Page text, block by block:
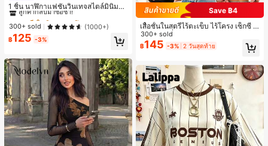
1 ชิ้น นาฬิกาแฟชั่นวินเทจสไตล์มินิมอล
เลขโรมันสำหรับผู้หญิง เหมาะสำหรับก
ารตกแต่งประจำวัน
ลูกค้ากลับมาซื้อซ้ำ!
#1 ขายดี
ลูกค้ากลับมาซื้อซ้ำ!
#1 ขายดี
ลูกค้ากลับมาซื้อซ้ำ!
#1 ขายดี
300+ sold (1000+)
฿125 -3%
Save ฿4
เสื้อชั้นในสตรีไร้ตะเข็บ ไร้โครง เซ็กซี่ ด้
านข้างไม่ลื่น แผ่นรองถอดได้ ลายไขว้ห
ลัง ไร้สาย สบายตลอดวัน
300+ sold
฿145 -3% 2 วันสุดท้าย